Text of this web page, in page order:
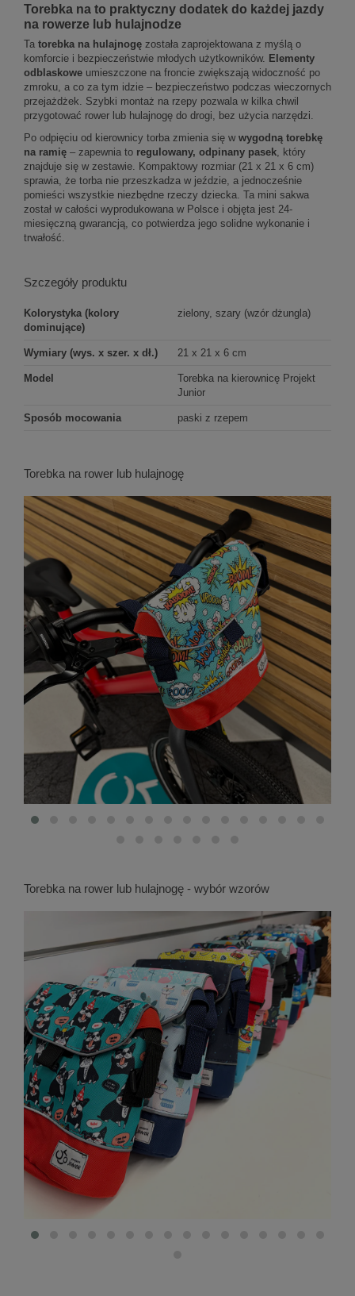
Torebka na to praktyczny dodatek do każdej jazdy
na rowerze lub hulajnodze
Ta torebka na hulajnogę została zaprojektowana z myślą o
komforcie i bezpieczeństwie młodych użytkowników. Elementy
odblaskowe umieszczone na froncie zwiększają widoczność po
zmroku, a co za tym idzie – bezpieczeństwo podczas wieczornych
przejażdżek. Szybki montaż na rzepy pozwala w kilka chwil
przygotować rower lub hulajnogę do drogi, bez użycia narzędzi.
Po odpięciu od kierownicy torba zmienia się w wygodną torebkę
na ramię – zapewnia to regulowany, odpinany pasek, który
znajduje się w zestawie. Kompaktowy rozmiar (21 x 21 x 6 cm)
sprawia, że torba nie przeszkadza w jeździe, a jednocześnie
pomieści wszystkie niezbędne rzeczy dziecka. Ta mini sakwa
został w całości wyprodukowana w Polsce i objęta jest 24-
miesięczną gwarancją, co potwierdza jego solidne wykonanie i
trwałość.
Szczegóły produktu
Kolorystyka (kolory
dominujące)
zielony, szary (wzór dżungla)
Wymiary (wys. x szer. x dł.) 21 x 21 x 6 cm
Model
Torebka na kierownicę Projekt
Junior
Sposób mocowania paski z rzepem
Torebka na rower lub hulajnogę
Torebka na rower lub hulajnogę - wybór wzorów